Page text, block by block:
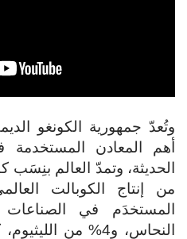
وتُعدّ جمهورية الكونغو
أهم المعادن المستخدمة